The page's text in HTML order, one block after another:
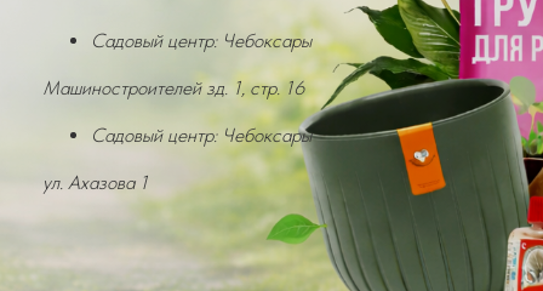
Садовый центр: Чебоксары
Машиностроителей зд. 1, стр. 16
Садовый центр: Чебоксары
ул. Ахазова 1